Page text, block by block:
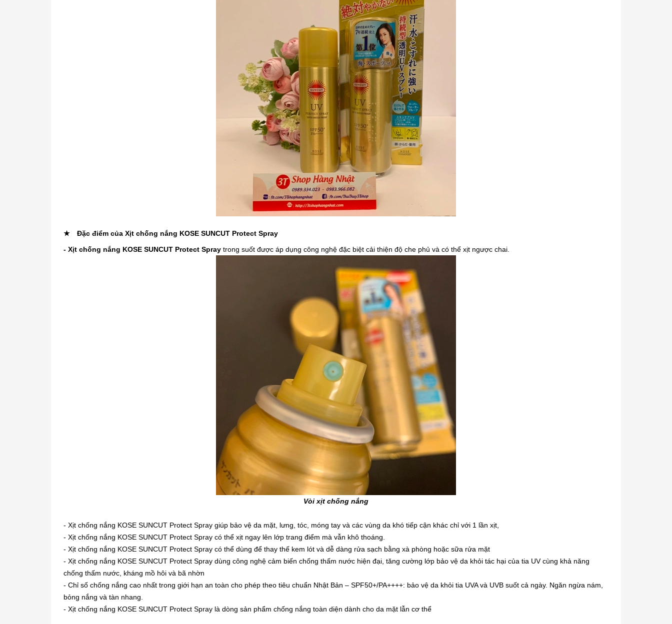
★ Đặc điểm của Xịt chống nắng KOSE SUNCUT Protect Spray
- Xịt chống nắng KOSE SUNCUT Protect Spray trong suốt được áp dụng công nghệ đặc biệt cải thiện độ che phủ và có thể xịt ngược chai.
Vòi xịt chống nắng
- Xịt chống nắng KOSE SUNCUT Protect Spray giúp bảo vệ da mặt, lưng, tóc, móng tay và các vùng da khó tiếp cận khác chỉ với 1 lần xịt,
- Xịt chống nắng KOSE SUNCUT Protect Spray có thể xịt ngay lên lớp trang điểm mà vẫn khô thoáng.
- Xịt chống nắng KOSE SUNCUT Protect Spray có thể dùng để thay thế kem lót và dễ dàng rửa sạch bằng xà phòng hoặc sữa rửa mặt
- Xịt chống nắng KOSE SUNCUT Protect Spray dùng công nghệ cảm biến chống thấm nước hiện đại, tăng cường lớp bảo vệ da khỏi tác hại của tia UV cùng khả năng
chống thấm nước, kháng mồ hôi và bã nhờn
- Chỉ số chống nắng cao nhất trong giới hạn an toàn cho phép theo tiêu chuẩn Nhật Bản – SPF50+/PA++++: bảo vệ da khỏi tia UVA và UVB suốt cả ngày. Ngăn ngừa nám,
bỏng nắng và tàn nhang.
- Xịt chống nắng KOSE SUNCUT Protect Spray là dòng sản phẩm chống nắng toàn diện dành cho da mặt lẫn cơ thể